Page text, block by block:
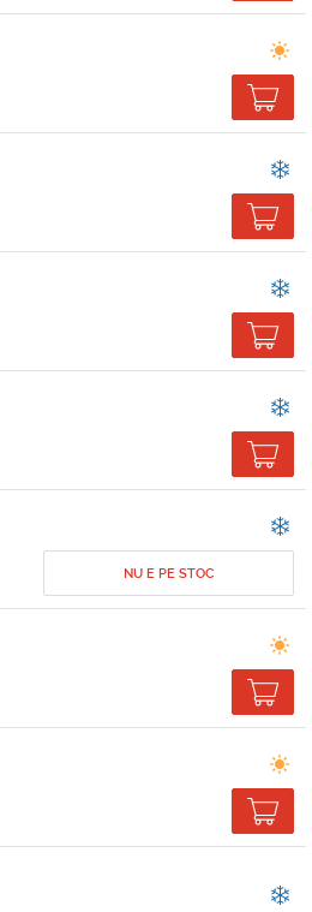
NU E PE STOC